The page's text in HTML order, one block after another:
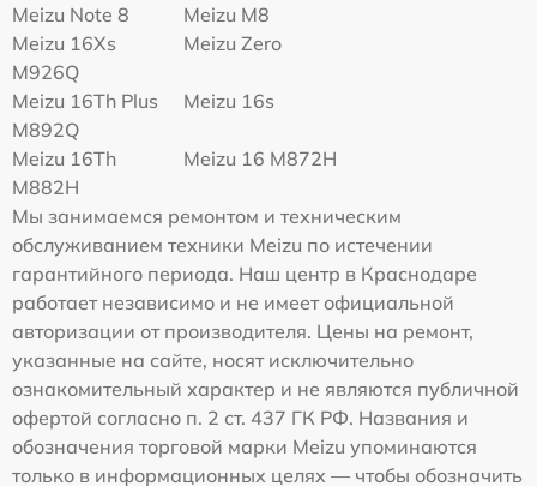
Meizu Note 8
Meizu M8
Meizu 16Xs
M926Q
Meizu Zero
Meizu 16Th Plus
M892Q
Meizu 16s
Meizu 16Th
M882H
Meizu 16 M872H
Мы занимаемся ремонтом и техническим
обслуживанием техники Meizu по истечении
гарантийного периода. Наш центр в Краснодаре
работает независимо и не имеет официальной
авторизации от производителя. Цены на ремонт,
указанные на сайте, носят исключительно
ознакомительный характер и не являются публичной
офертой согласно п. 2 ст. 437 ГК РФ. Названия и
обозначения торговой марки Meizu упоминаются
только в информационных целях — чтобы обозначить